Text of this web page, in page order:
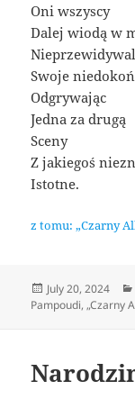
Oni wszyscy
Dalej wiodą w
Swoje
Odgrywając
Jedna za drugą
Sceny
Z jakiegoś
Istotne.
z tomu: „Czarny
Posted
on
July 20, 2024
Pampoudi,„Czarny